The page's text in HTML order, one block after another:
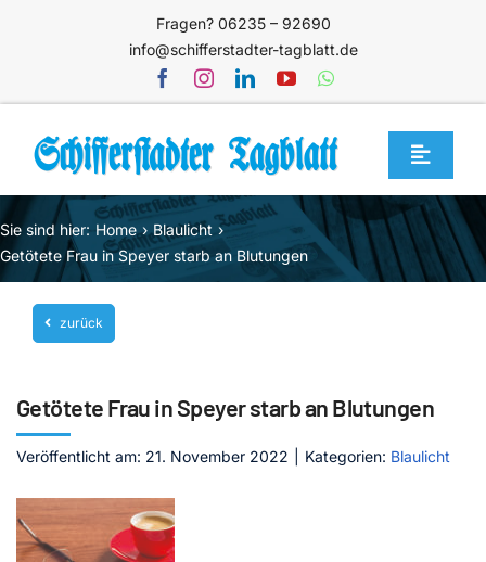
Fragen? 06235 – 92690
info@schifferstadter-tagblatt.de
Toggle
Home
Themen
Blog
Unternehmen
Mediathek
Kontakt
Sie sind hier: Home
Blaulicht
Getötete Frau in Speyer starb an Blutungen
zurück
Getötete Frau in Speyer starb an Blutungen
Veröffentlicht am: 21. November 2022 Kategorien: Blaulicht